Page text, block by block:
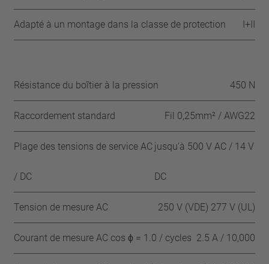
Adapté à un montage dans la classe de protection I+II
Résistance du boîtier à la pression 450 N
Raccordement standard Fil 0,25mm² / AWG22
Plage des tensions de service AC
/ DC
jusqu‘à 500 V AC / 14 V
DC
Tension de mesure AC 250 V (VDE) 277 V (UL)
Courant de mesure AC cos ϕ = 1.0 / cycles 2.5 A / 10,000